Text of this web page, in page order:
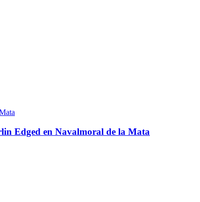
Edged en Navalmoral de la Mata